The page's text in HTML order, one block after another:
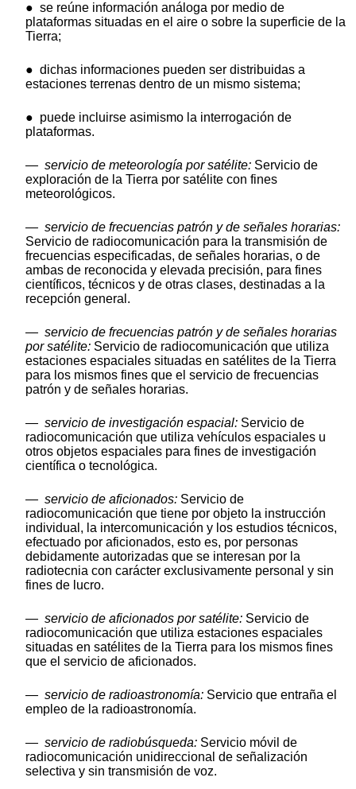
● se reúne información análoga por medio de
plataformas situadas en el aire o sobre la superficie de la
Tierra;
● dichas informaciones pueden ser distribuidas a
estaciones terrenas dentro de un mismo sistema;
● puede incluirse asimismo la interrogación de
plataformas.
— servicio de meteorología por satélite: Servicio de
exploración de la Tierra por satélite con fines
meteorológicos.
— servicio de frecuencias patrón y de señales horarias:
Servicio de radiocomunicación para la transmisión de
frecuencias especificadas, de señales horarias, o de
ambas de reconocida y elevada precisión, para fines
científicos, técnicos y de otras clases, destinadas a la
recepción general.
— servicio de frecuencias patrón y de señales horarias
por satélite: Servicio de radiocomunicación que utiliza
estaciones espaciales situadas en satélites de la Tierra
para los mismos fines que el servicio de frecuencias
patrón y de señales horarias.
— servicio de investigación espacial: Servicio de
radiocomunicación que utiliza vehículos espaciales u
otros objetos espaciales para fines de investigación
científica o tecnológica.
— servicio de aficionados: Servicio de
radiocomunicación que tiene por objeto la instrucción
individual, la intercomunicación y los estudios técnicos,
efectuado por aficionados, esto es, por personas
debidamente autorizadas que se interesan por la
radiotecnia con carácter exclusivamente personal y sin
fines de lucro.
— servicio de aficionados por satélite: Servicio de
radiocomunicación que utiliza estaciones espaciales
situadas en satélites de la Tierra para los mismos fines
que el servicio de aficionados.
— servicio de radioastronomía: Servicio que entraña el
empleo de la radioastronomía.
— servicio de radiobúsqueda: Servicio móvil de
radiocomunicación unidireccional de señalización
selectiva y sin transmisión de voz.